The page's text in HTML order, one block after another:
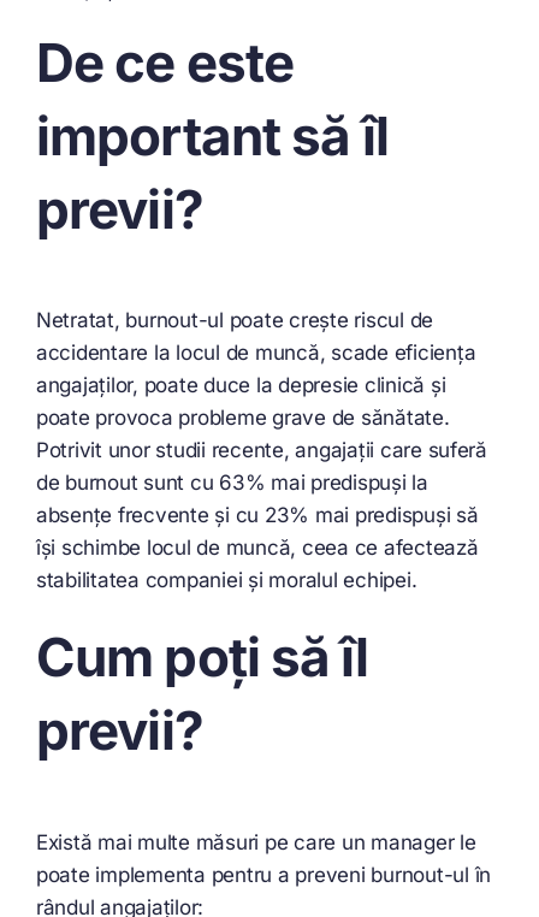
De ce este
important să îl
previi?
Netratat, burnout-ul poate crește riscul de
accidentare la locul de muncă, scade eficiența
angajaților, poate duce la depresie clinică și
poate provoca probleme grave de sănătate.
Potrivit unor studii recente, angajații care suferă
de burnout sunt cu 63% mai predispuși la
absențe frecvente și cu 23% mai predispuși să
își schimbe locul de muncă, ceea ce afectează
stabilitatea companiei și moralul echipei.
Cum poți să îl
previi?
Există mai multe măsuri pe care un manager le
poate implementa pentru a preveni burnout-ul în
rândul angajaților: